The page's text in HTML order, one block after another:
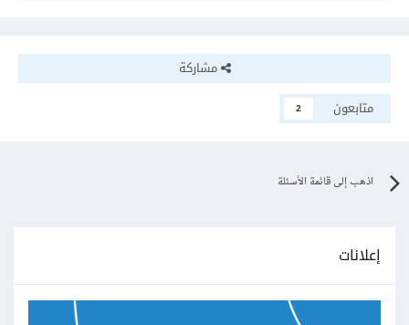
مشاركة
متابعون
2
اذهب إلى قائمة الأسئلة
إعلانات